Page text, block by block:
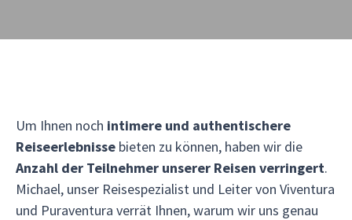
Um Ihnen noch intimere und authentischere
Reiseerlebnisse bieten zu können, haben wir die
Anzahl der Teilnehmer unserer Reisen verringert.
Michael, unser Reisespezialist und Leiter von Viventura
und Puraventura verrät Ihnen, warum wir uns genau